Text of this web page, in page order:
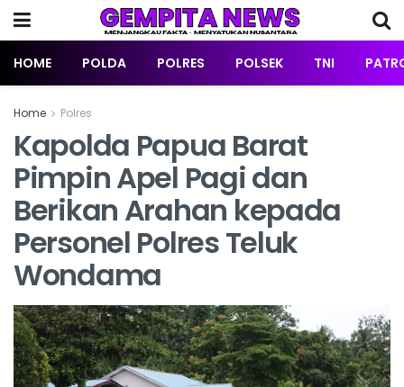
HOME POLDA POLRES POLSEK TNI
Home Polres
Kapolda Papua Barat
Pimpin Apel Pagi dan
Berikan Arahan kepada
Personel Polres Teluk
Wondama